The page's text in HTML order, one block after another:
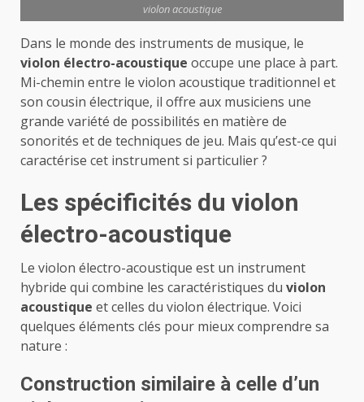
violon acoustique
Dans le monde des instruments de musique, le
violon électro-acoustique occupe une place à part.
Mi-chemin entre le violon acoustique traditionnel et
son cousin électrique, il offre aux musiciens une
grande variété de possibilités en matière de
sonorités et de techniques de jeu. Mais qu’est-ce qui
caractérise cet instrument si particulier ?
Les spécificités du violon
électro-acoustique
Le violon électro-acoustique est un instrument
hybride qui combine les caractéristiques du violon
acoustique et celles du violon électrique. Voici
quelques éléments clés pour mieux comprendre sa
nature :
Construction similaire à celle d’un